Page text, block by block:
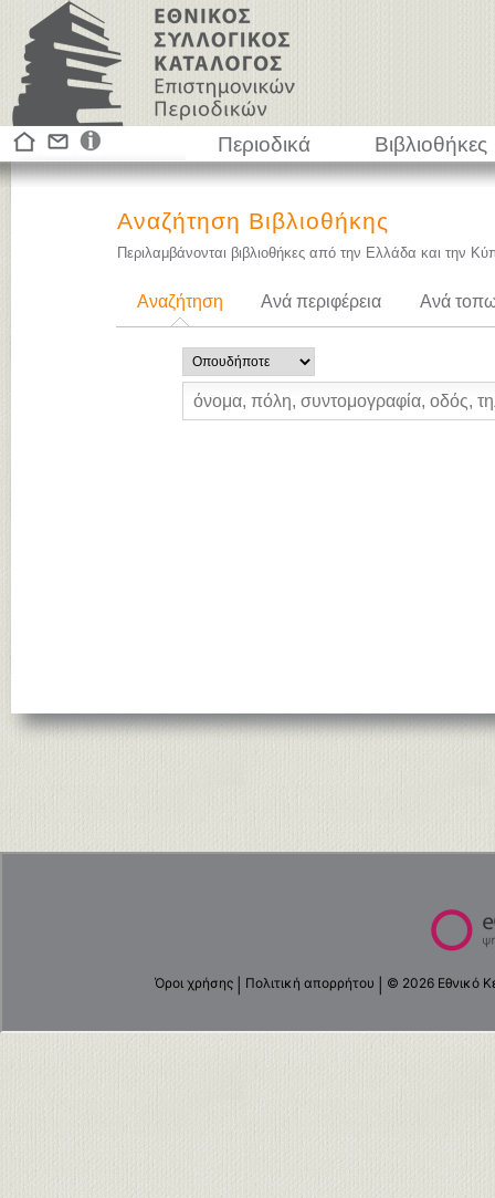
Περιοδικά Βιβλιοθήκες
Αναζήτηση Βιβλιοθήκης
Περιλαμβάνονται βιβλιοθήκες από την Ελλάδα και την
Αναζήτηση Ανά περιφέρεια Ανά